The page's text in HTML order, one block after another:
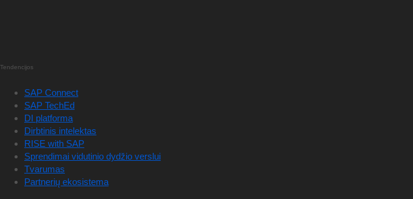
Tendencijos
SAP Connect
SAP TechEd
DI platforma
Dirbtinis intelektas
RISE with SAP
Sprendimai vidutinio dydžio verslui
Tvarumas
Partnerių ekosistema